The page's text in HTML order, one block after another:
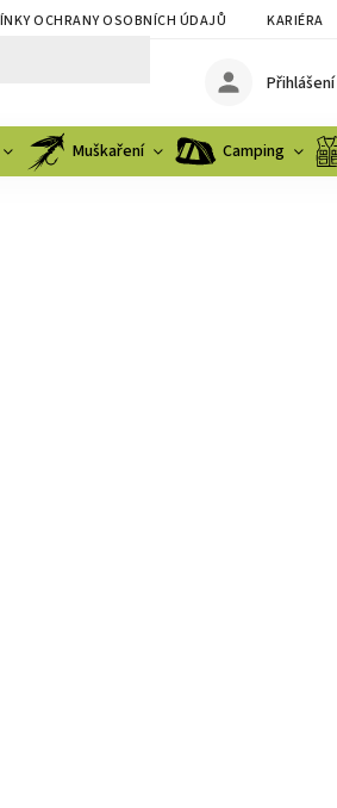
OCHRANY OSOBNÍCH ÚDAJŮ KARIÉRA
Přihlášení
Muškaření Camping